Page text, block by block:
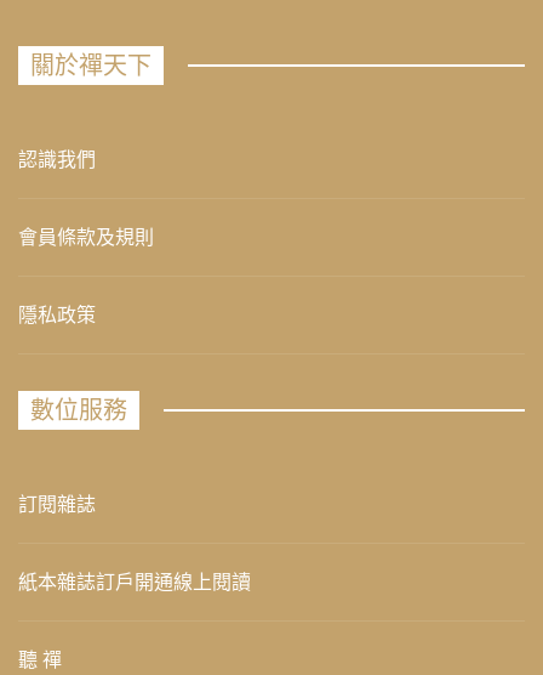
關於禪天下
認識我們
會員條款及規則
隱私政策
數位服務
訂閱雜誌
紙本雜誌訂戶開通線上閱讀
聽 禪